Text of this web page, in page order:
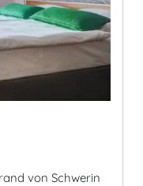
von Schwerin